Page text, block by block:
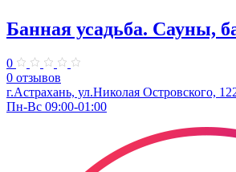
Банная усадьба. Сауны,
0
0 отзывов
г.Астрахань, ул.Николая Островского,
Пн-Вс 09:00-01:00